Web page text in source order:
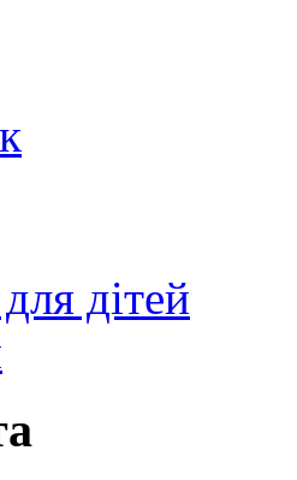
дітей